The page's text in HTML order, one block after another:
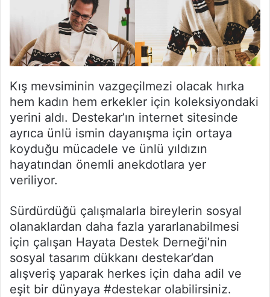
Kış mevsiminin vazgeçilmezi olacak hırka
hem kadın hem erkekler için koleksiyondaki
yerini aldı. Destekar’ın internet sitesinde
ayrıca ünlü ismin dayanışma için ortaya
koyduğu mücadele ve ünlü yıldızın
hayatından önemli anekdotlara yer
veriliyor.
Sürdürdüğü çalışmalarla bireylerin sosyal
olanaklardan daha fazla yararlanabilmesi
için çalışan Hayata Destek Derneği’nin
sosyal tasarım dükkanı destekar’dan
alışveriş yaparak herkes için daha adil ve
eşit bir dünyaya #destekar olabilirsiniz.